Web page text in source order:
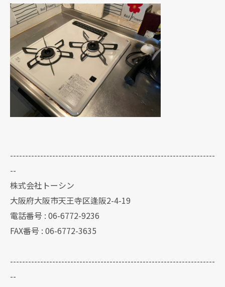
--------------------------------------------------------------------
--
株式会社トーシン
大阪府大阪市天王寺区逢阪2-4-19
電話番号 : 06-6772-9236
FAX番号 : 06-6772-3635
--------------------------------------------------------------------
--